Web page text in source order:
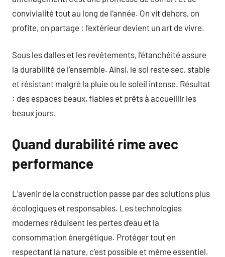
convivialité tout au long de l’année. On vit dehors, on
profite, on partage : l’extérieur devient un art de vivre.
Sous les dalles et les revêtements, l’étanchéité assure
la durabilité de l’ensemble. Ainsi, le sol reste sec, stable
et résistant malgré la pluie ou le soleil intense. Résultat
: des espaces beaux, fiables et prêts à accueillir les
beaux jours.
Quand durabilité rime avec
performance
L’avenir de la construction passe par des solutions plus
écologiques et responsables. Les technologies
modernes réduisent les pertes d’eau et la
consommation énergétique. Protéger tout en
respectant la nature, c’est possible et même essentiel.